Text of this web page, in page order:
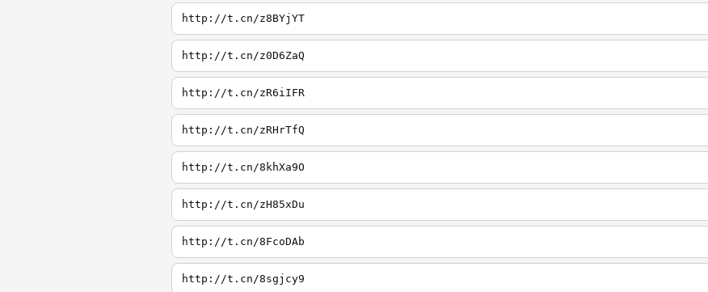
http://t.cn/z8BYjYT
http://t.cn/z0D6ZaQ
http://t.cn/zR6iIFR
http://t.cn/zRHrTfQ
http://t.cn/8khXa9O
http://t.cn/zH85xDu
http://t.cn/8FcoDAb
http://t.cn/8sgjcy9